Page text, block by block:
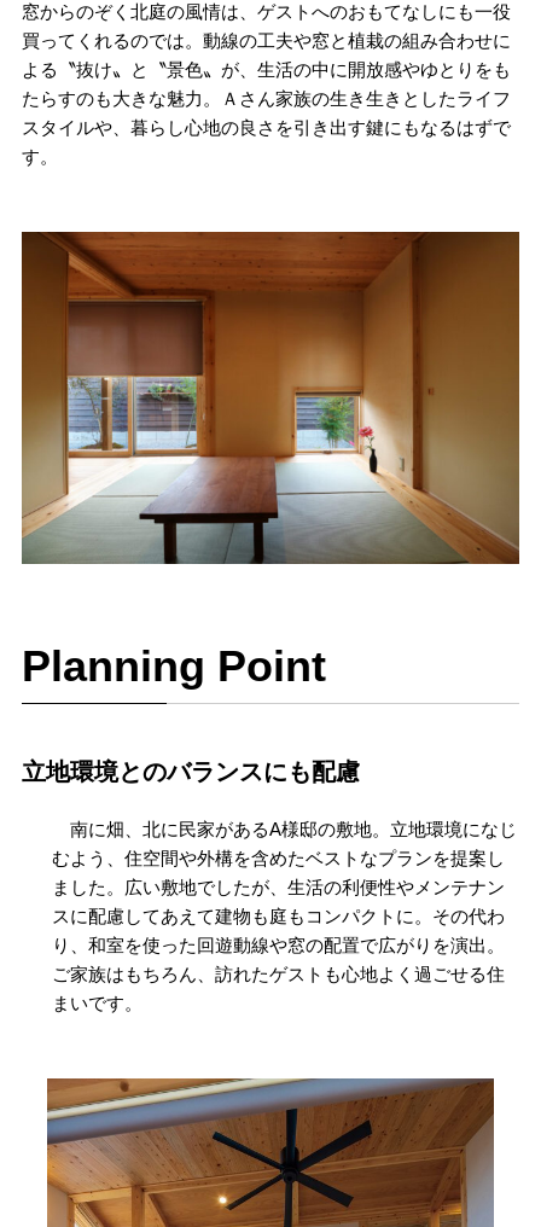
窓からのぞく北庭の風情は、ゲストへのおもてなしにも一役
買ってくれるのでは。動線の工夫や窓と植栽の組み合わせに
よる〝抜け〟と〝景色〟が、生活の中に開放感やゆとりをも
たらすのも大きな魅力。Ａさん家族の生き生きとしたライフ
スタイルや、暮らし心地の良さを引き出す鍵にもなるはずで
す。
Planning Point
立地環境とのバランスにも配慮
南に畑、北に民家があるA様邸の敷地。立地環境になじ
むよう、住空間や外構を含めたベストなプランを提案し
ました。広い敷地でしたが、生活の利便性やメンテナン
スに配慮してあえて建物も庭もコンパクトに。その代わ
り、和室を使った回遊動線や窓の配置で広がりを演出。
ご家族はもちろん、訪れたゲストも心地よく過ごせる住
まいです。